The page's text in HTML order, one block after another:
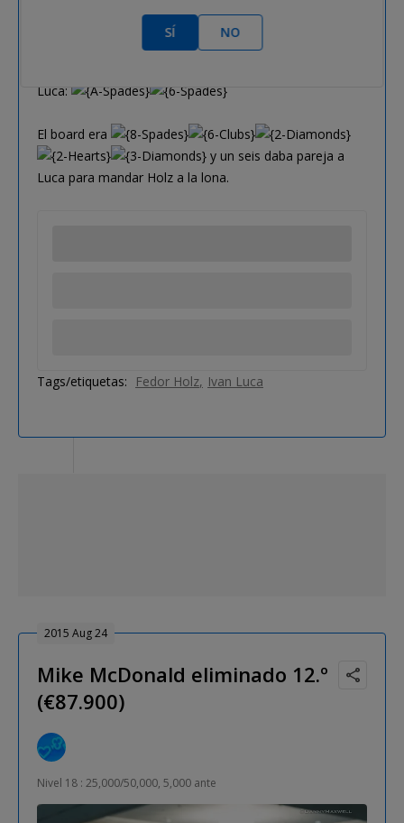
unos segundos antes de hacer call.
Luca:
El board era
y un seis daba pareja a
Luca para mandar Holz a la lona.
Tags/etiquetas: Fedor Holz Ivan Luca
2015 Aug 24
Mike McDonald eliminado 12.º
(€87.900)
Nivel 18 : 25,000/50,000, 5,000 ante
SÍ NO